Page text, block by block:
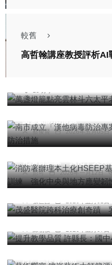
較舊
高哲翰講座教授評析AI
綜合新聞
萬盞燈籠點亮雲林斗六太
15 分享
社會
南市成立「漢他病毒防治
蔡俊賢 2026年五月05日
綜合新聞 文教
消防署辦理本土化
彭可 2026年一月12日
社會 綜合新聞 健康
茂盛醫院跨科治療創奇
張世昌 2026年五月01日
文教
提升教學品質 許縣長：
努力
陳朝枝 2026年五月07日
頭條 綜合新聞 文教
藝術饗宴 鑲嵌藝術大師